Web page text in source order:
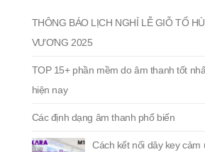
THÔNG BÁO LỊCH NGHỈ LỄ GIỖ TỔ
VƯƠNG 2025
TOP 15+ phần mềm do âm thanh tốt
hiện nay
Các định dạng âm thanh phổ biến
Cách kết nối dây key cảm